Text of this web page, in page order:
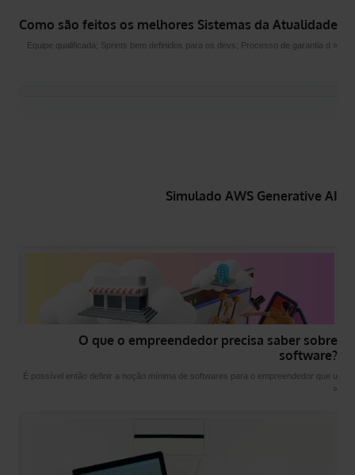
Como são feitos os melhores Sistemas da Atualidade
Equipe qualificada; Sprints bem definidos para os devs; Processo de garantia d »
Simulado AWS Generative AI
O que o empreendedor precisa saber sobre
software?
É possível então definir a noção mínima de softwares para o empreendedor que u
»